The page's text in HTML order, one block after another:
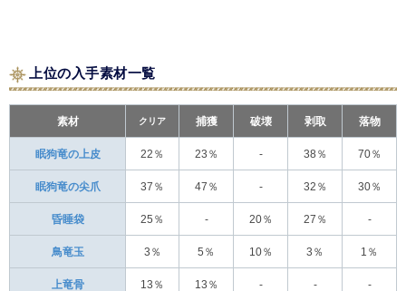
上位の入手素材一覧
素材 クリア 捕獲 破壊 剥取 落物
眠狗竜の上皮 22％ 23％ - 38％ 70％
眠狗竜の尖爪 37％ 47％ - 32％ 30％
昏睡袋 25％ - 20％ 27％ -
鳥竜玉 3％ 5％ 10％ 3％ 1％
上竜骨 13％ 13％ - - -